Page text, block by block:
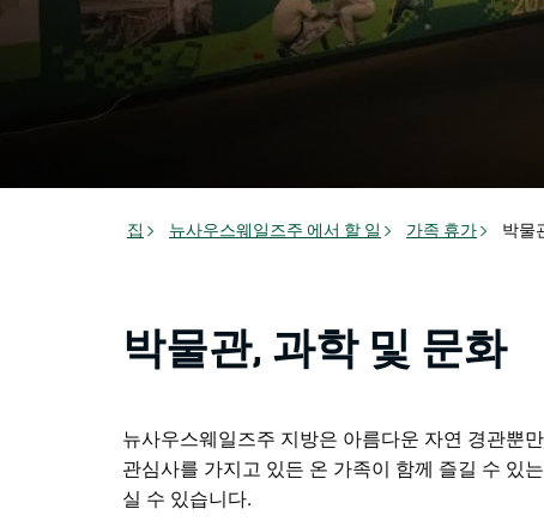
집 뉴사우스웨일즈주 에서 할 일 가족 휴가 박물
박물관, 과학 및 문화
뉴사우스웨일즈주 지방은 아름다운 자연 경관뿐
관심사를 가지고 있든 온 가족이 함께 즐길 수 있
실 수 있습니다.